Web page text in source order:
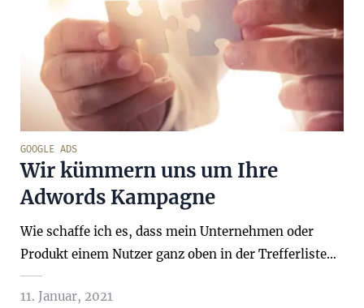
GOOGLE ADS
Wir kümmern uns um Ihre
Adwords Kampagne
Wie schaffe ich es, dass mein Unternehmen oder
Produkt einem Nutzer ganz oben in der Trefferliste…
11. Januar, 2021